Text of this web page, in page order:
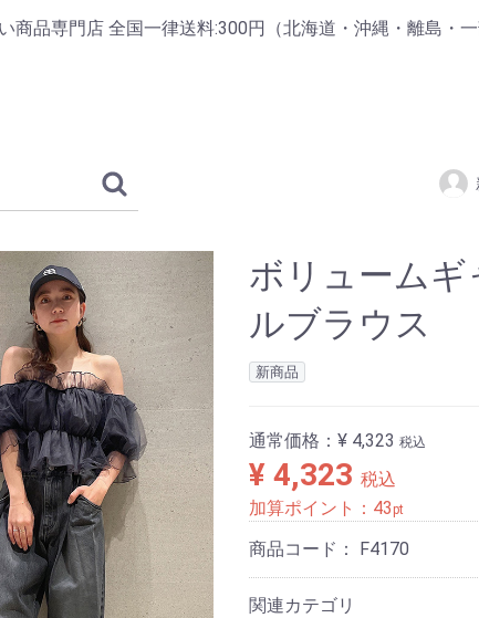
商品専門店 全国一律送料:300円（北海道・沖縄・離島・
ボリュームギ
ルブラウス
新商品
通常価格： ¥ 4,323 税込
¥ 4,323 税込
加算ポイント： 43 pt
商品コード： F4170
関連カテゴリ